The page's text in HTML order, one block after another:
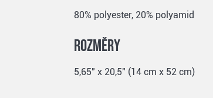
80% polyester, 20% polyamid
Rozměry
5,65" x 20,5" (14 cm x 52 cm)